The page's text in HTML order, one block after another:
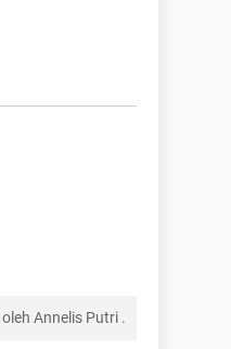
oleh Annelis Putri .